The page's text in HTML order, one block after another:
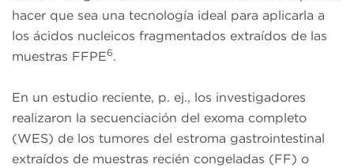
hacer que sea una tecnología ideal para aplicarla a
los ácidos nucleicos fragmentados extraídos de las
muestras FFPE6.
En un estudio reciente, p. ej., los investigadores
realizaron la secuenciación del exoma completo
(WES) de los tumores del estroma gastrointestinal
extraídos de muestras recién congeladas (FF) o